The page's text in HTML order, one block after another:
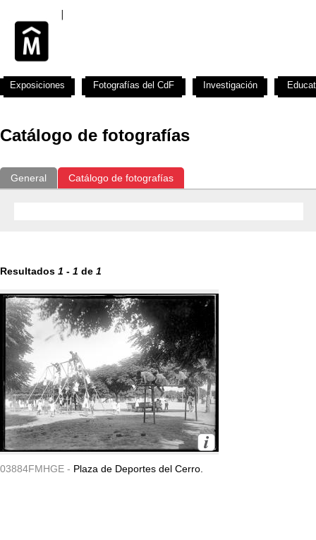
Catálogo de fotografías
General Catálogo de fotografías
Resultados 1 - 1 de 1
03884FMHGE - Plaza de Deportes del Cerro.
Exposiciones Fotografías del CdF Investigación